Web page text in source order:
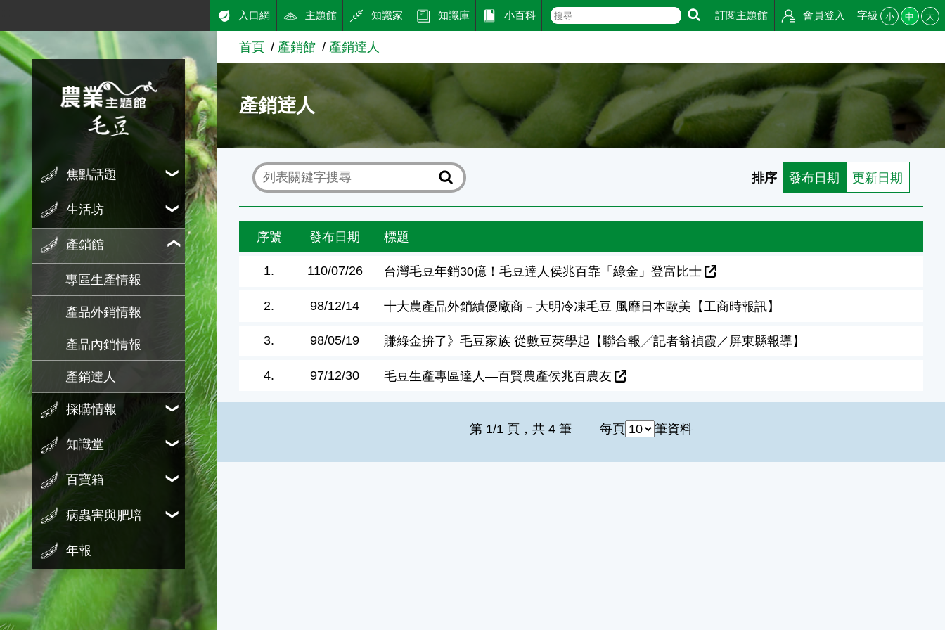
跳到主要內容
農業知識入口網
焦點話題
生活坊
產銷館
專區生產情報
產品外銷情報
產品內銷情報
產銷逹人
採購情報
知識堂
百寶箱
病蟲害與肥培
年報
入口網 主題館 知識家 知識庫 小百科 訂閱主題館 會員登入 字級 小 中 大
首頁 產銷館 產銷逹人
產銷逹人
排序 發布日期 更新日期
序號 發布日期 標題
1. 110/07/26 台灣毛豆年銷30億！毛豆達人侯兆百靠「綠金」登富比士
2. 98/12/14 十大農產品外銷績優廠商－大明冷凍毛豆 風靡日本歐美【工商時報訊】
3. 98/05/19 賺綠金拚了》毛豆家族 從數豆莢學起【聯合報╱記者翁禎霞／屏東縣報導】
4. 97/12/30 毛豆生產專區達人—百賢農產侯兆百農友
第 1/1 頁，共 4 筆 每頁 筆資料